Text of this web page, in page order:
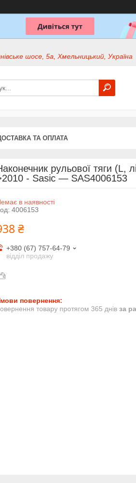
шосе, 5а, Хмельницький, Україна
ТА ОПЛАТА
рульової тяги (L,
- Sasic — SAS4006153
в наявності
4006153
₴
+380 (67) 757-64-79
відділ продажу
товару протягом 365 днів за